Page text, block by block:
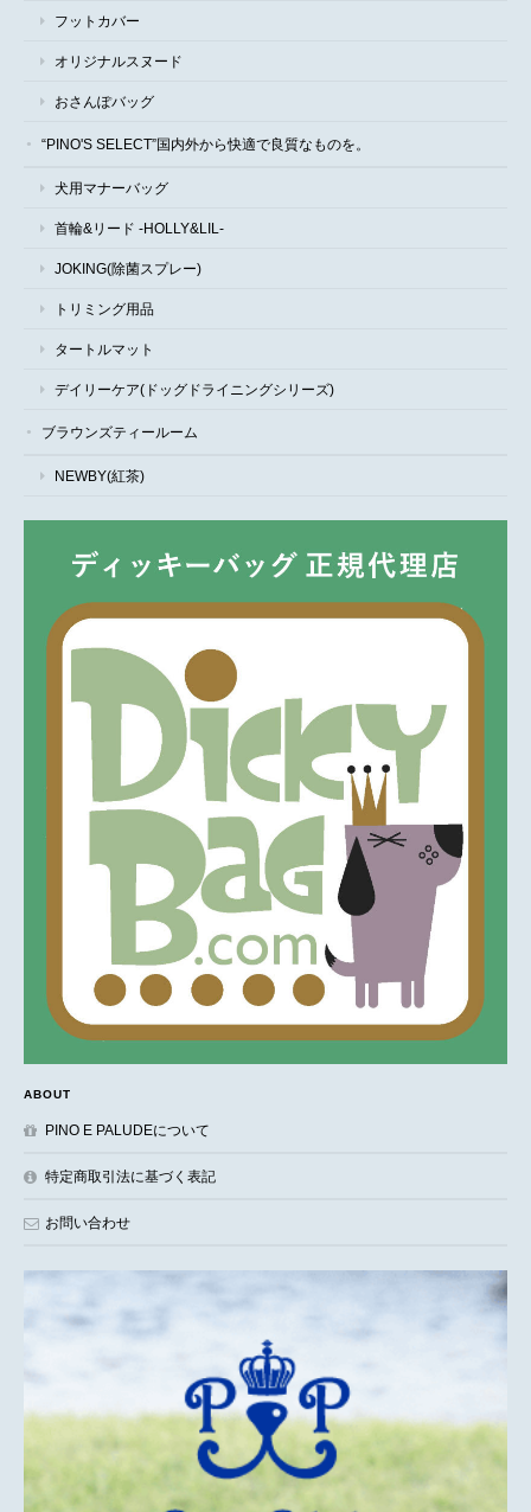
フットカバー
オリジナルスヌード
おさんぽバッグ
“PINO'S SELECT”国内外から快適で良質なものを。
犬用マナーバッグ
首輪&リード -HOLLY&LIL-
JOKING(除菌スプレー)
トリミング用品
タートルマット
デイリーケア(ドッグドライニングシリーズ)
ブラウンズティールーム
NEWBY(紅茶)
ABOUT
PINO E PALUDEについて
特定商取引法に基づく表記
お問い合わせ